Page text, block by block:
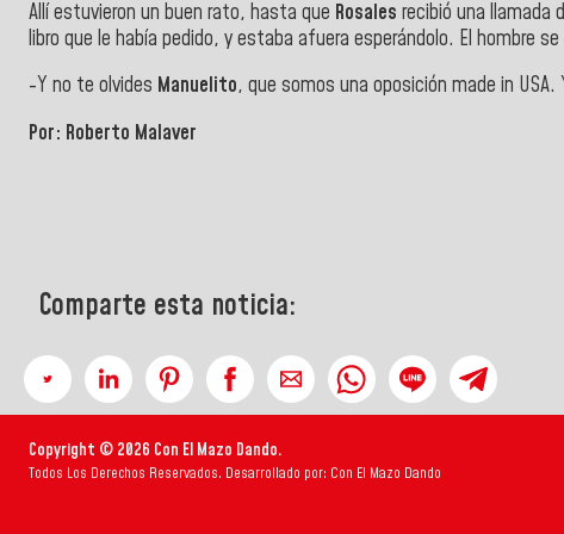
Allí estuvieron un buen rato, hasta que Rosales recibió una llamada
libro que le había pedido, y estaba afuera esperándolo. El hombre
-Y no te olvides Manuelito, que somos una oposición made in USA.
Por: Roberto Malaver
Comparte esta noticia:
Copyright © 2026 Con El Mazo Dando.
Todos Los Derechos Reservados. Desarrollado por: Con El Mazo Dando